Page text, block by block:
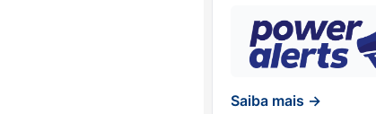
Saiba mais →